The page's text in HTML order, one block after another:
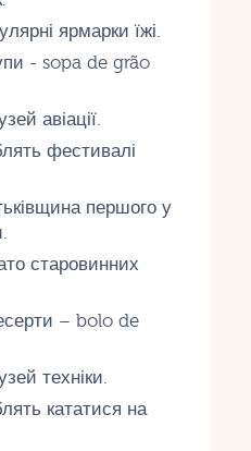
ярмарки їжі.
- sopa de grão
авіації.
фестивалі
першого у
старовинних
– bolo de
техніки.
кататися на